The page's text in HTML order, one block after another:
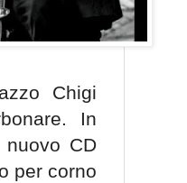
Chigi
In
CD
per corno